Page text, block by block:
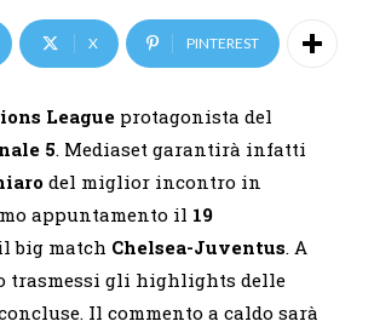
X PINTEREST
League protagonista del
5. Mediaset garantirà infatti
del miglior incontro in
appuntamento il 19
big match Chelsea-Juventus. A
trasmessi gli highlights delle
Il commento a caldo sarà